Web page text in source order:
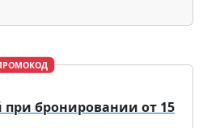
при бронировании от 15